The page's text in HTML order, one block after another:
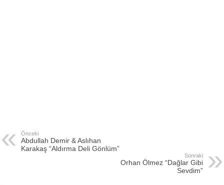
Önceki
Abdullah Demir & Aslıhan
Karakaş “Aldırma Deli Gönlüm”
Sonraki
Orhan Ölmez “Dağlar Gibi
Sevdim”